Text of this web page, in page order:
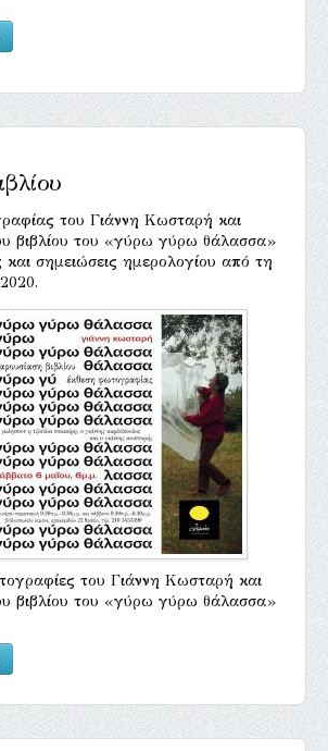
του Γιάννη Κωσταρή και
βιβλίου του «γύρω γύρω θάλασσα»
σημειώσεις ημερολογίου από τη
του Γιάννη Κωσταρή και
βιβλίου του «γύρω γύρω θάλασσα»